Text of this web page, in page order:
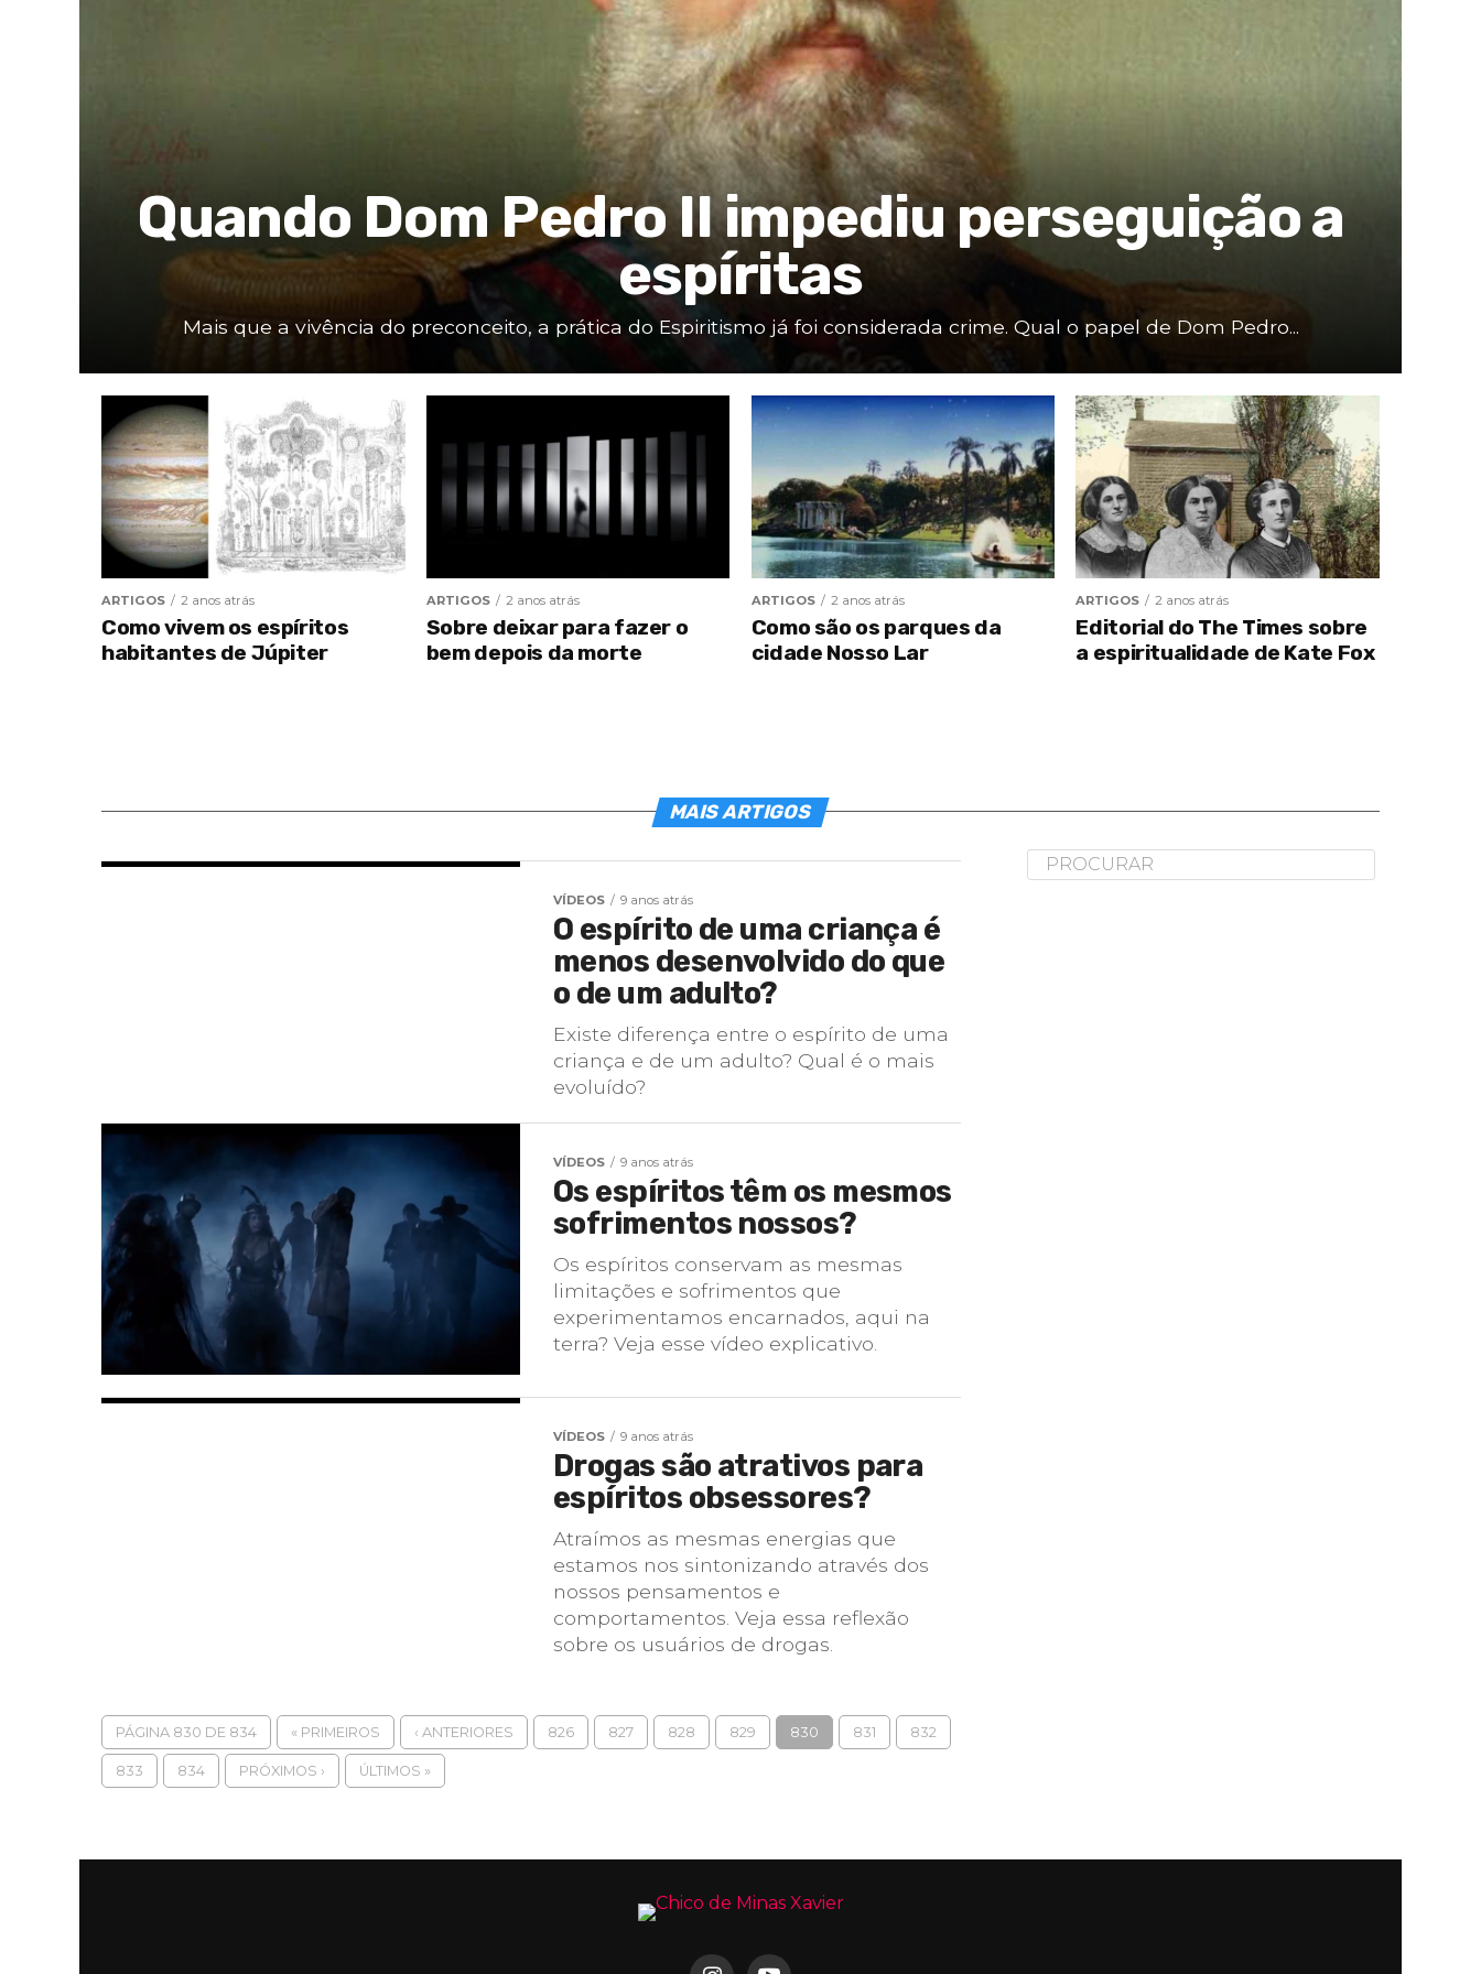
Quando Dom Pedro II impediu perseguição a
espíritas
Mais que a vivência do preconceito, a prática do Espiritismo já foi considerada crime. Qual o papel de Dom Pedro...
ARTIGOS 2 anos atrás
Como vivem os espíritos
habitantes de Júpiter
ARTIGOS 2 anos atrás
Sobre deixar para fazer o
bem depois da morte
ARTIGOS 2 anos atrás
Como são os parques da
cidade Nosso Lar
ARTIGOS 2 anos atrás
Editorial do The Times sobre
a espiritualidade de Kate Fox
MAIS ARTIGOS
VÍDEOS 9 anos atrás
O espírito de uma criança é
menos desenvolvido do que
o de um adulto?
Existe diferença entre o espírito de uma
criança e de um adulto? Qual é o mais
evoluído?
VÍDEOS 9 anos atrás
Os espíritos têm os mesmos
sofrimentos nossos?
Os espíritos conservam as mesmas
limitações e sofrimentos que
experimentamos encarnados, aqui na
terra? Veja esse vídeo explicativo.
VÍDEOS 9 anos atrás
Drogas são atrativos para
espíritos obsessores?
Atraímos as mesmas energias que
estamos nos sintonizando através dos
nossos pensamentos e
comportamentos. Veja essa reflexão
sobre os usuários de drogas.
PÁGINA 830 DE 834 « PRIMEIROS ‹ ANTERIORES 826 827 828 829 830 831 832
833 834 PRÓXIMOS › ÚLTIMOS »